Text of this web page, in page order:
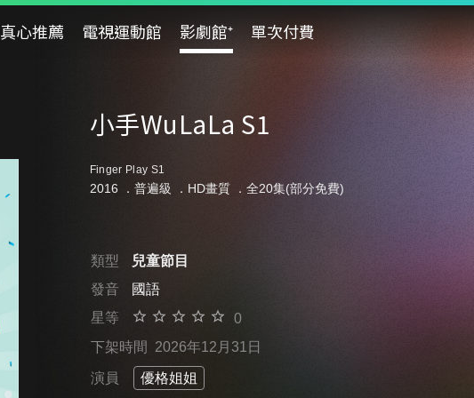
真心推薦 電視運動館 影劇館⁺ 單次付費
小手WuLaLa S1
Finger Play S1
2016 ． 普遍級 ．HD畫質 ．全20集(部分免費)
類型
兒童節目
發音
國語
星等
0
下架時間 2026年12月31日
演員 優格姐姐